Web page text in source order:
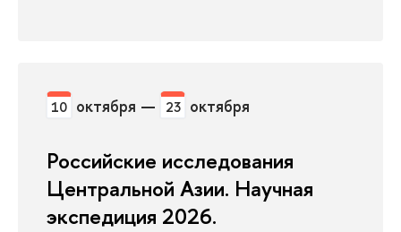
10 октября — 23 октября
Российские исследования
Центральной Азии. Научная
экспедиция 2026.